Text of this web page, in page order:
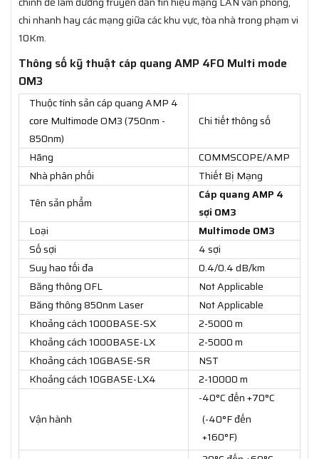
chi nhanh hay các mạng giữa các khu vực, tòa nhà trong phạm vi
10Km.
Thông số kỹ thuật cáp quang AMP 4FO Multi mode
OM3
Thuộc tính sản cáp quang AMP 4
core Multimode OM3 (750nm -
850nm)
Chi tiết thông số
Hãng
COMMSCOPE/AMP
Nhà phân phối
Thiết Bị Mạng
Tên sản phẩm
Cáp quang AMP 4
sợi OM3
Loại
Multimode OM3
Số sợi
4 sợi
Suy hao tối đa
0.4/0.4 dB/km
Băng thông OFL
Not Applicable
Băng thông 850nm Laser
Not Applicable
Khoảng cách 1000BASE-SX
2-5000 m
Khoảng cách 1000BASE-LX
2-5000 m
Khoảng cách 10GBASE-SR
NST
Khoảng cách 10GBASE-LX4
2-10000 m
Vận hành
-40°C đến +70°C
(-40°F đến
+160°F)